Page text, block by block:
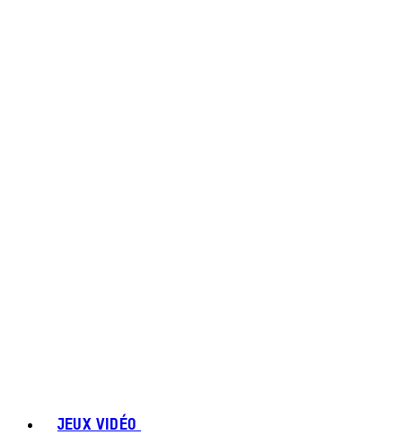
JEUX VIDÉO